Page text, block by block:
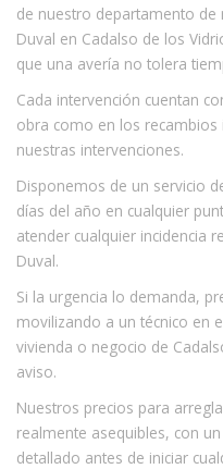
de nuestro departamento de
Duval en Cadalso de los
que una avería no tolera
Cada intervención cuentan
obra como en los recambios
nuestras intervenciones.
Disponemos de un servicio
días del año en cualquier
atender cualquier incidencia
Duval.
Si la urgencia lo demanda,
movilizando a un técnico en
vivienda o negocio de
aviso.
Nuestros precios para
realmente asequibles, con
detallado antes de iniciar